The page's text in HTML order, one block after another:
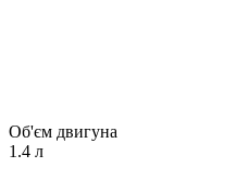
Об'єм двигуна
1.4 л